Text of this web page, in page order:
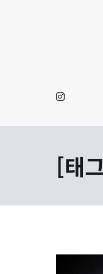
[태